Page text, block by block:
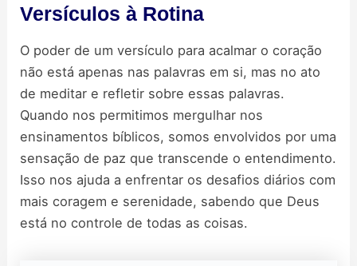
Versículos à Rotina
O poder de um versículo para acalmar o coração
não está apenas nas palavras em si, mas no ato
de meditar e refletir sobre essas palavras.
Quando nos permitimos mergulhar nos
ensinamentos bíblicos, somos envolvidos por uma
sensação de paz que transcende o entendimento.
Isso nos ajuda a enfrentar os desafios diários com
mais coragem e serenidade, sabendo que Deus
está no controle de todas as coisas.